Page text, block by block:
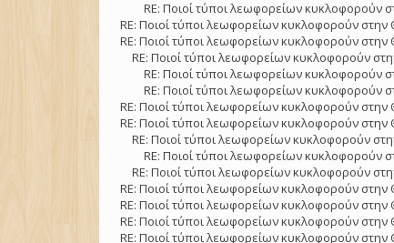
RE: Ποιοί τύποι λεωφορείων κυκλοφορούν
RE: Ποιοί τύποι λεωφορείων κυκλοφορούν στην
RE: Ποιοί τύποι λεωφορείων κυκλοφορούν στην
RE: Ποιοί τύποι λεωφορείων κυκλοφορούν
RE: Ποιοί τύποι λεωφορείων κυκλοφορούν
RE: Ποιοί τύποι λεωφορείων κυκλοφορούν
RE: Ποιοί τύποι λεωφορείων κυκλοφορούν στην
RE: Ποιοί τύποι λεωφορείων κυκλοφορούν στην
RE: Ποιοί τύποι λεωφορείων κυκλοφορούν
RE: Ποιοί τύποι λεωφορείων κυκλοφορούν
RE: Ποιοί τύποι λεωφορείων κυκλοφορούν
RE: Ποιοί τύποι λεωφορείων κυκλοφορούν στην
RE: Ποιοί τύποι λεωφορείων κυκλοφορούν στην
RE: Ποιοί τύποι λεωφορείων κυκλοφορούν στην
RE: Ποιοί τύποι λεωφορείων κυκλοφορούν στην